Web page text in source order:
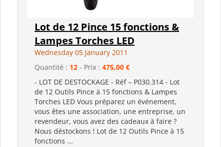
Lot de 12 Pince 15 fonctions &
Lampes Torches LED
Wednesday 05 January 2011
Quantité : 12 - Prix : 475,00 €
- LOT DE DESTOCKAGE - Réf – P030.314 - Lot
de 12 Outils Pince à 15 fonctions & Lampes
Torches LED Vous préparez un événement,
vous êtes une association, une entreprise, un
revendeur, vous avez des cadeaux à faire ?
Nous déstockons ! Lot de 12 Outils Pince à 15
fonctions ...